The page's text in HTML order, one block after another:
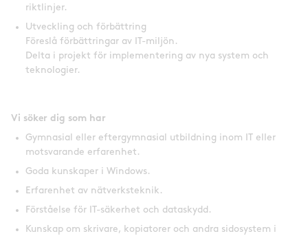
riktlinjer.
Utveckling och förbättring
Föreslå förbättringar av IT-miljön.
Delta i projekt för implementering av nya system och
teknologier.
Vi söker dig som har
Gymnasial eller eftergymnasial utbildning inom IT eller
motsvarande erfarenhet.
Goda kunskaper i Windows.
Erfarenhet av nätverksteknik.
Förståelse för IT-säkerhet och dataskydd.
Kunskap om skrivare, kopiatorer och andra sidosystem i